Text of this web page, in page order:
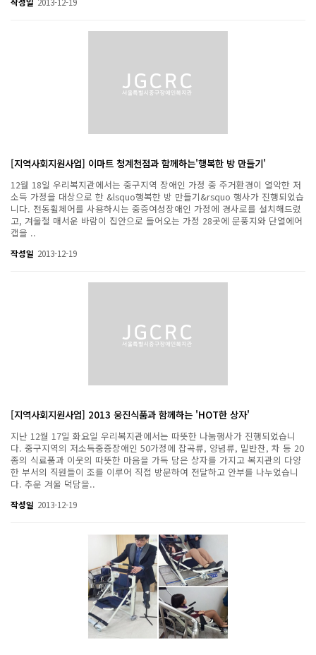
[지역사회지원사업] 이마트 청계천점과 함께하는'행복한 방 만들기'
12월 18일 우리복지관에서는 중구지역 장애인 가정 중 주거환경이 열악한 저
소득 가정을 대상으로 한 &lsquo행복한 방 만들기&rsquo 행사가 진행되었습
니다. 전동휠체어를 사용하시는 중증여성장애인 가정에 경사로를 설치해드렸
고, 겨울철 매서운 바람이 집안으로 들어오는 가정 28곳에 문풍지와 단열에어
캡을 ..
작성일 2013-12-19
[지역사회지원사업] 2013 웅진식품과 함께하는 'HOT한 상자'
지난 12월 17일 화요일 우리복지관에서는 따뜻한 나눔행사가 진행되었습니
다. 중구지역의 저소득중증장애인 50가정에 잡곡류, 양념류, 밑반찬, 차 등 20
종의 식료품과 이웃의 따뜻한 마음을 가득 담은 상자를 가지고 복지관의 다양
한 부서의 직원들이 조를 이루어 직접 방문하여 전달하고 안부를 나누었습니
다. 추운 겨울 덕담을..
작성일 2013-12-19